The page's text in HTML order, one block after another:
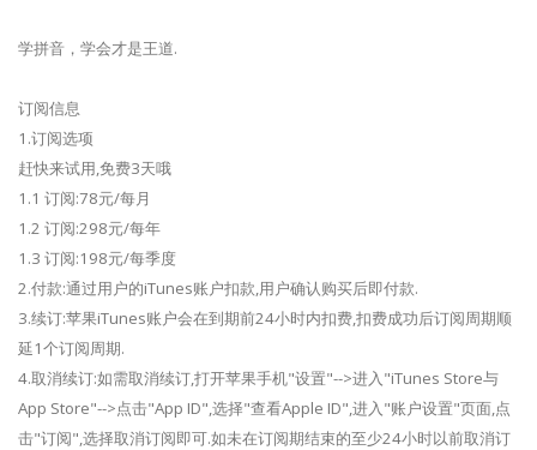
学拼音，学会才是王道.
订阅信息
1.订阅选项
赶快来试用,免费3天哦
1.1 订阅:78元/每月
1.2 订阅:298元/每年
1.3 订阅:198元/每季度
2.付款:通过用户的iTunes账户扣款,用户确认购买后即付款.
3.续订:苹果iTunes账户会在到期前24小时内扣费,扣费成功后订阅周期顺
延1个订阅周期.
4.取消续订:如需取消续订,打开苹果手机"设置"-->进入"iTunes Store与
App Store"-->点击"App ID",选择"查看Apple ID",进入"账户设置"页面,点
击"订阅",选择取消订阅即可.如未在订阅期结束的至少24小时以前取消订